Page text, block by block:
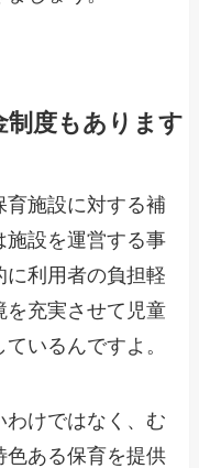
制度もあります
育施設に対する補
施設を運営する事
利用者の負担軽
を充実させて児童
いるんですよ。
けではなく、む
色ある保育を提供